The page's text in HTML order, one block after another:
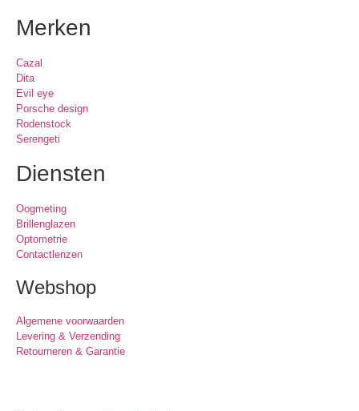
Merken
Cazal
Dita
Evil eye
Porsche design
Rodenstock
Serengeti
Diensten
Oogmeting
Brillenglazen
Optometrie
Contactlenzen
Webshop
Algemene voorwaarden
Levering & Verzending
Retourneren & Garantie